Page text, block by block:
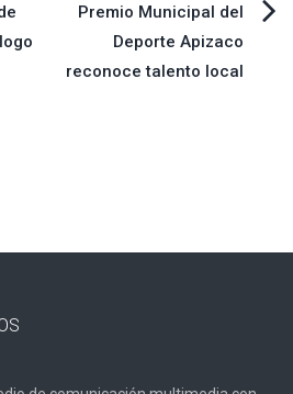
Premio Municipal del
Deporte Apizaco
reconoce talento local